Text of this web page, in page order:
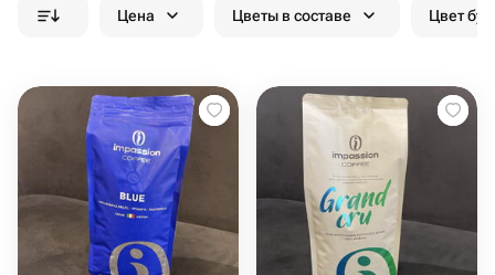
Цена Цветы в составе Цвет